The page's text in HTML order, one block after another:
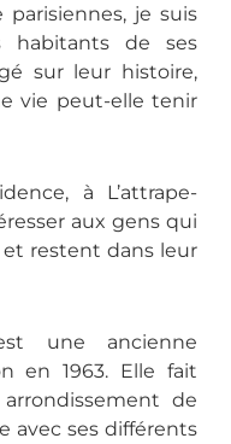
je suis
habitants de ses
sur leur histoire,
vie peut-elle tenir
à L’attrape-
aux gens qui
restent dans leur
est une ancienne
en 1963. Elle fait
de
avec ses différents